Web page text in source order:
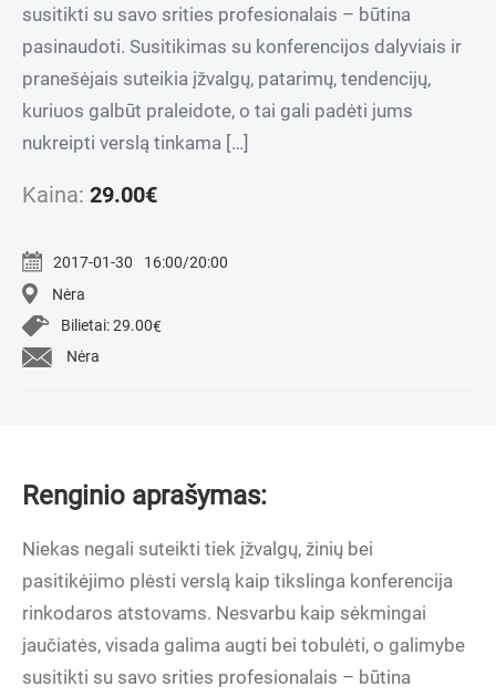
susitikti su savo srities profesionalais – būtina
pasinaudoti. Susitikimas su konferencijos dalyviais ir
pranešėjais suteikia įžvalgų, patarimų, tendencijų,
kuriuos galbūt praleidote, o tai gali padėti jums
nukreipti verslą tinkama […]
Kaina: 29.00€
2017-01-30
16:00/20:00
Nėra
Bilietai:29.00€
Nėra
Renginio aprašymas:
Niekas negali suteikti tiek įžvalgų, žinių bei
pasitikėjimo plėsti verslą kaip tikslinga konferencija
rinkodaros atstovams. Nesvarbu kaip sėkmingai
jaučiatės, visada galima augti bei tobulėti, o galimybe
susitikti su savo srities profesionalais – būtina